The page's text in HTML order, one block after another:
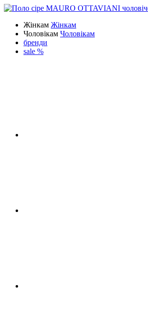
Жінкам Жінкам
Чоловікам Чоловікам
бренди
sale %